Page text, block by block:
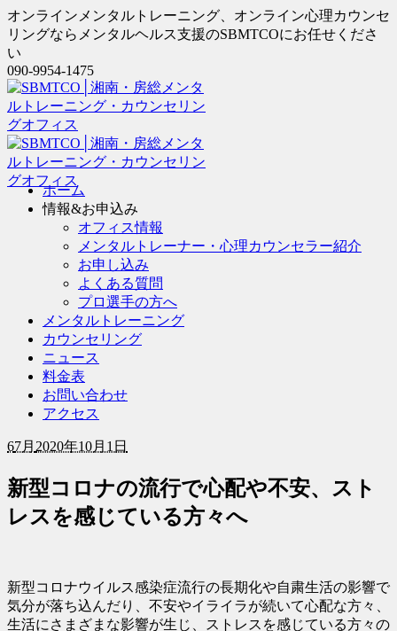
オンラインメンタルトレーニング、オンライン心理カウンセ
リングならメンタルヘルス支援のSBMTCOにお任せくださ
い
090-9954-1475
ホーム
情報&お申込み
オフィス情報
メンタルトレーナー・心理カウンセラー紹介
お申し込み
よくある質問
プロ選手の方へ
メンタルトレーニング
カウンセリング
ニュース
料金表
お問い合わせ
アクセス
67月 2020年10月1日
新型コロナの流行で心配や不安、スト
レスを感じている方々へ
新型コロナウイルス感染症流行の長期化や自粛生活の影響で
気分が落ち込んだり、不安やイライラが続いて心配な方々、
生活にさまざまな影響が生じ、ストレスを感じている方々の